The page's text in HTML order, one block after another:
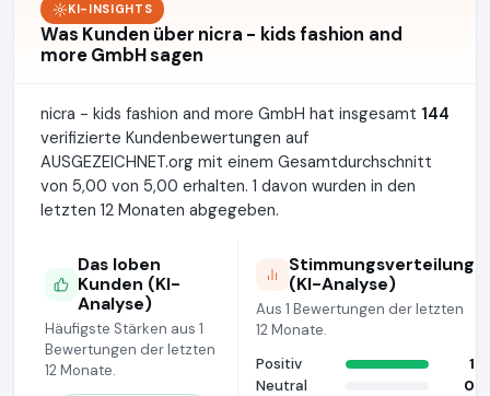
KI-INSIGHTS
Was Kunden über nicra - kids fashion and
more GmbH sagen
nicra - kids fashion and more GmbH hat insgesamt 144
verifizierte Kundenbewertungen auf
AUSGEZEICHNET.org mit einem Gesamtdurchschnitt
von 5,00 von 5,00 erhalten. 1 davon wurden in den
letzten 12 Monaten abgegeben.
Das loben
Kunden (KI-
Analyse)
Häufigste Stärken aus 1
Bewertungen der letzten
12 Monate.
Stimmungsverteilung
(KI-Analyse)
Aus 1 Bewertungen der letzten
12 Monate.
Positiv
1
Neutral
0